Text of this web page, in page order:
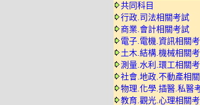
共同科目
行政.司法相關考試
商業.會計相關考試
電子.電機.資訊相關
土木.結構.機械相關
測量.水利.環工相關
社會.地政.不動產相
物理.化學.插醫.私醫
教育.觀光.心理相關